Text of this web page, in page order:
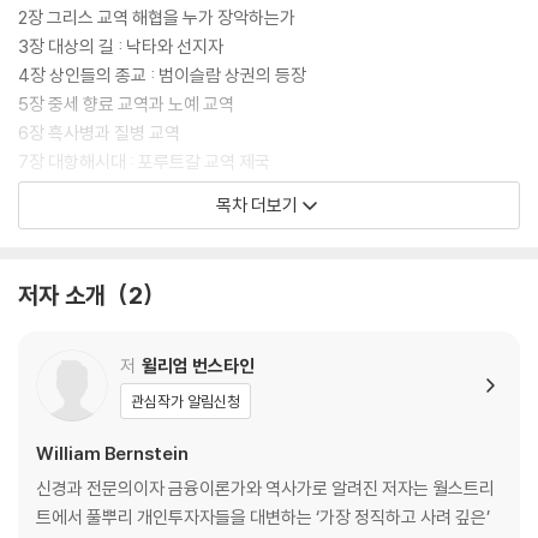
2장 그리스 교역 해협을 누가 장악하는가
3장 대상의 길 : 낙타와 선지자
4장 상인들의 종교 : 범이슬람 상권의 등장
5장 중세 향료 교역과 노예 교역
6장 흑사병과 질병 교역
7장 대항해시대 : 포루트갈 교역 제국
8장 에워싸인 세계 : 기축통화가 된 스페인 달러
12장 기술 혁신과 대륙 횡단 무역
14장 세계화를 둘러싼 논쟁
참고문헌
역자 후기
목차 더보기
저자 소개 2
저 윌리엄 번스타인
관심작가 알림신청
William Bernstein
신경과 전문의이자 금융이론가와 역사가로 알려진 저자는 월스트리
트에서 풀뿌리 개인투자자들을 대변하는 ‘가장 정직하고 사려 깊은’